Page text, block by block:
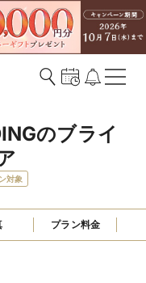
のブライ
対象
プラン料金